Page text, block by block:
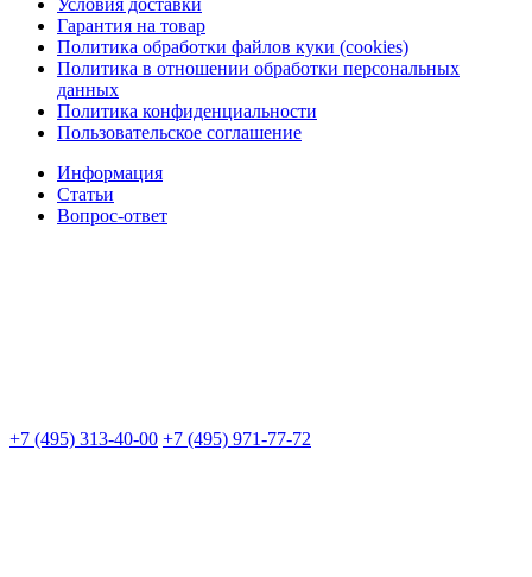
Гарантия на товар
Политика обработки файлов куки (cookies)
Политика в отношении обработки персональных
данных
Политика конфиденциальности
Пользовательское соглашение
Информация
Статьи
Вопрос-ответ
+7 (495) 313-40-00 +7 (495) 971-77-72